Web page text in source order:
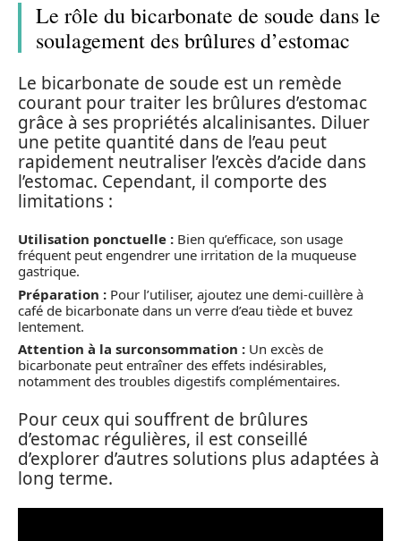
Le rôle du bicarbonate de soude dans le
soulagement des brûlures d’estomac
Le bicarbonate de soude est un remède
courant pour traiter les brûlures d’estomac
grâce à ses propriétés alcalinisantes. Diluer
une petite quantité dans de l’eau peut
rapidement neutraliser l’excès d’acide dans
l’estomac. Cependant, il comporte des
limitations :
Utilisation ponctuelle : Bien qu’efficace, son usage
fréquent peut engendrer une irritation de la muqueuse
gastrique.
Préparation : Pour l’utiliser, ajoutez une demi-cuillère à
café de bicarbonate dans un verre d’eau tiède et buvez
lentement.
Attention à la surconsommation : Un excès de
bicarbonate peut entraîner des effets indésirables,
notamment des troubles digestifs complémentaires.
Pour ceux qui souffrent de brûlures
d’estomac régulières, il est conseillé
d’explorer d’autres solutions plus adaptées à
long terme.